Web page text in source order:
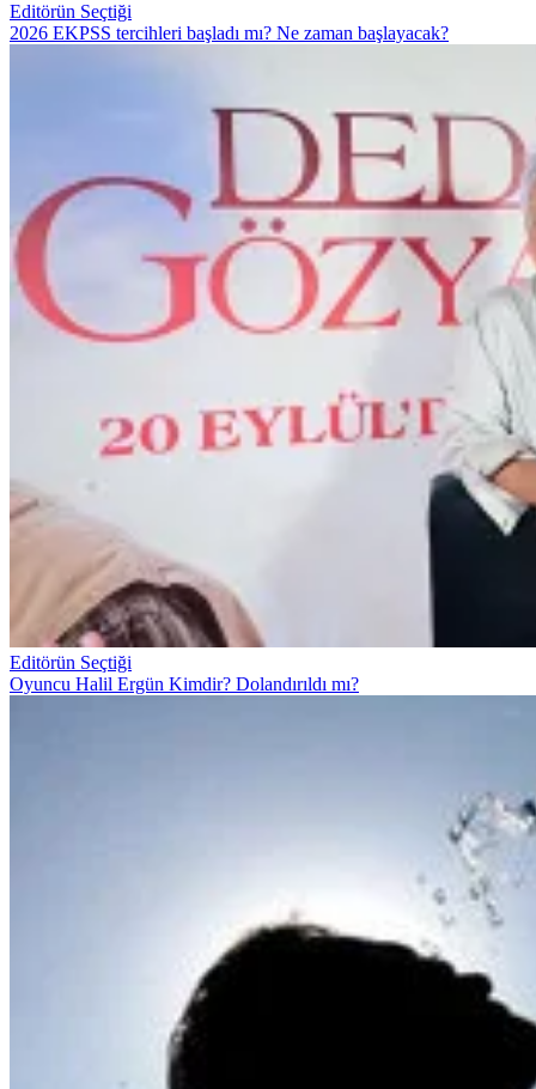
Editörün Seçtiği
2026 EKPSS tercihleri başladı mı? Ne zaman başlayacak?
Editörün Seçtiği
Oyuncu Halil Ergün Kimdir? Dolandırıldı mı?